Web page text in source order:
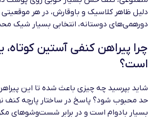
دلیل ظاهر کلاسیک و باوقارش، در هر موقعیتی
دورهمی‌های دوستانه، انتخابی بسیار شیک
چرا پیراهن کنفی آستین کوتاه،
است؟
شاید بپرسید چه چیزی باعث شده تا این
حد محبوب شود؟ پاسخ در ساختار پارچه کنف
بسیار بادوام است و در برابر شست‌وشوهای